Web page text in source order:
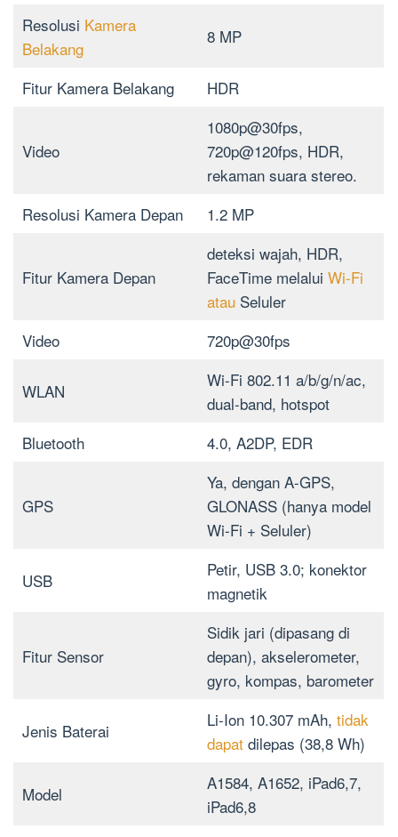
Resolusi Kamera
Belakang
8 MP
Fitur Kamera Belakang HDR
Video
1080p@30fps,
720p@120fps, HDR,
rekaman suara stereo.
Resolusi Kamera Depan
1.2 MP
Fitur Kamera Depan
deteksi wajah, HDR,
FaceTime melalui Wi-Fi
atauSeluler
Video
720p@30fps
WLAN
Wi-Fi 802.11 a/b/g/n/ac,
dual-band, hotspot
Bluetooth
4.0, A2DP, EDR
GPS
Ya, dengan A-GPS,
GLONASS (hanya model
Wi‑Fi + Seluler)
USB
Petir, USB 3.0; konektor
magnetik
Fitur Sensor
Sidik jari (dipasang di
depan), akselerometer,
gyro, kompas, barometer
Jenis Baterai
Li-Ion 10.307 mAh, tidak
dapatdilepas (38,8 Wh)
Model
A1584, A1652, iPad6,7,
iPad6,8